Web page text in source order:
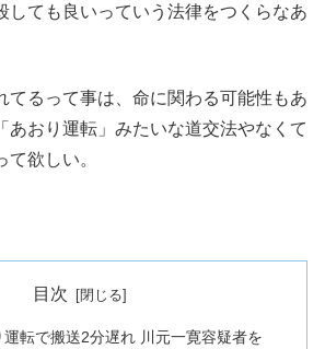
しても良いっていう法律をつくらなあ
てるって事は、命に関わる可能性もあ
あおり運転」みたいな道交法やなくて
欲しい。
目次
転で搬送2分遅れ 川元一寛容疑者を